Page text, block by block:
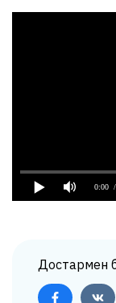
Достармен